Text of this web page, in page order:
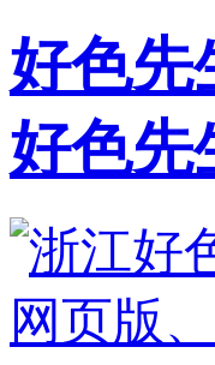
好色先
好色先